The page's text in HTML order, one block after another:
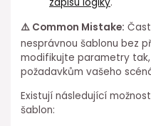
⚠️ Common Mistake:
nesprávnou šablonu bez
modifikujte parametry
požadavkům⁤ vašeho
Existují následující
šablon: